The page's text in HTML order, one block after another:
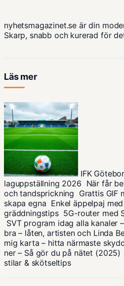
nyhetsmagazinet.se är din
Skarp, snabb och kurerad för
Läs mer
IFK
laguppställning 2026 När får
och tandsprickning Grattis GIF
skapa egna Enkel äppelpaj
gräddningstips 5G-router med
SVT program idag alla kanaler
bra – låten, artisten och Linda
mig karta – hitta närmaste
ner – Så gör du på nätet (2025)
stilar & skötseltips